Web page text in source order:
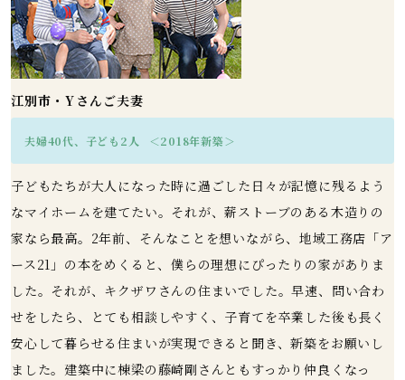
江別市・Yさんご夫妻
夫婦40代、子ども2人 ＜2018年新築＞
子どもたちが大人になった時に過ごした日々が記憶に残るよう
なマイホームを建てたい。それが、薪ストーブのある木造りの
家なら最高。2年前、そんなことを想いながら、地域工務店「ア
ース21」の本をめくると、僕らの理想にぴったりの家がありま
した。それが、キクザワさんの住まいでした。早速、問い合わ
せをしたら、とても相談しやすく、子育てを卒業した後も長く
安心して暮らせる住まいが実現できると聞き、新築をお願いし
ました。建築中に棟梁の藤崎剛さんともすっかり仲良くなっ